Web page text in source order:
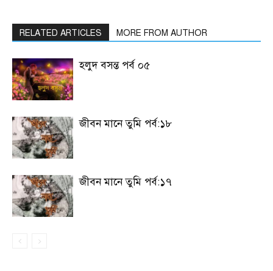
RELATED ARTICLES MORE FROM AUTHOR
হলুদ বসন্ত পর্ব ০৫
জীবন মানে তুমি পর্ব:১৮
জীবন মানে তুমি পর্ব:১৭